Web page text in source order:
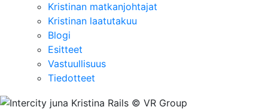
Kristinan matkanjohtajat
Kristinan laatutakuu
Blogi
Esitteet
Vastuullisuus
Tiedotteet